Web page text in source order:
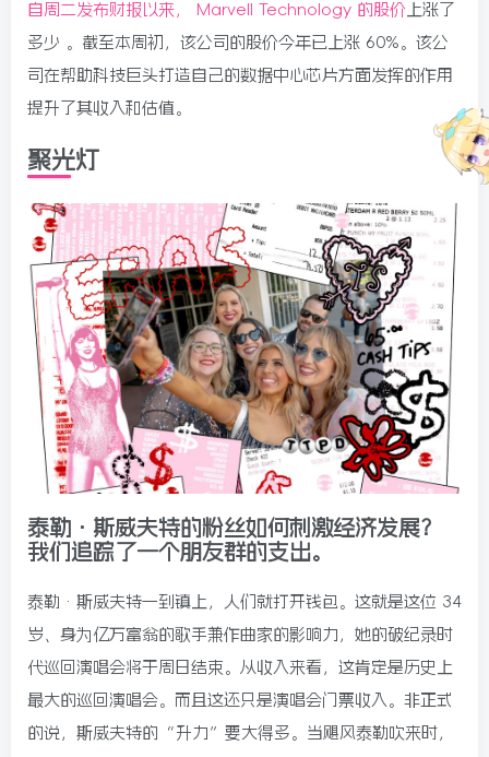
自周二发布财报以来， Marvell Technology 的股价 上涨了
多少 。截至本周初，该公司的股价今年已上涨 60%。该公
司在帮助科技巨头打造自己的数据中心芯片方面发挥的作用
提升了其收入和估值。
聚光灯
泰勒·斯威夫特的粉丝如何刺激经济发展？
我们追踪了一个朋友群的支出。
泰勒·斯威夫特一到镇上，人们就打开钱包。这就是这位 34
岁、身为亿万富翁的歌手兼作曲家的影响力，她的破纪录时
代巡回演唱会将于周日结束。从收入来看，这肯定是历史上
最大的巡回演唱会。而且这还只是演唱会门票收入。非正式
的说，斯威夫特的“升力”要大得多。当飓风泰勒吹来时，